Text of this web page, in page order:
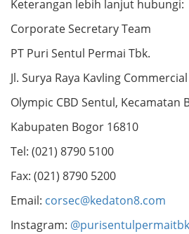
Keterangan lebih lanjut hubungi:
Corporate Secretary Team
PT Puri Sentul Permai Tbk.
Jl. Surya Raya Kavling
Olympic CBD Sentul, Kecamatan
Kabupaten Bogor 16810
Tel: (021) 8790 5100
Fax: (021) 8790 5200
Email: corsec@kedaton8.com
Instagram: @purisentulpermaitbk